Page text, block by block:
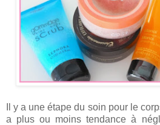
Il y a une étape du soin pour le
a plus ou moins tendance à